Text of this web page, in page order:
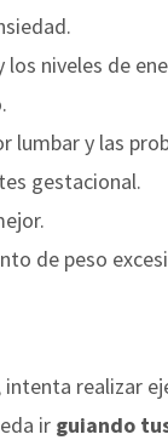
los niveles de
lumbar y las
gestacional.
de peso
intenta realizar
ir guiando